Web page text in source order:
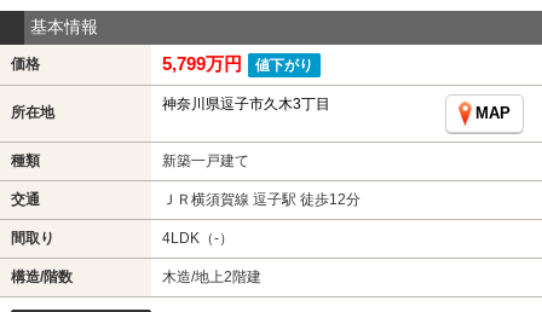
基本情報
価格 5,799万円 値下がり
所在地 神奈川県逗子市久木3丁目
MAP
種類 新築一戸建て
交通 ＪＲ横須賀線 逗子駅 徒歩12分
間取り 4LDK（-）
構造/階数 木造/地上2階建